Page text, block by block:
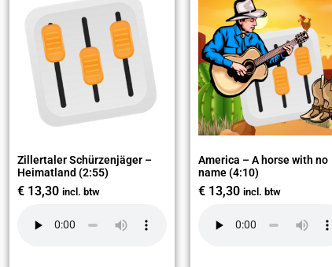
Zillertaler Schürzenjäger –
Heimatland (2:55)
€ 13,30 incl. btw
America – A horse with no
name (4:10)
€ 13,30 incl. btw